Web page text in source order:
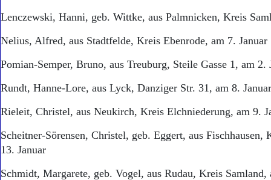
Lenczewski, Hanni, geb. Wittke, aus Palmnicken, Kreis
Nelius, Alfred, aus Stadtfelde, Kreis Ebenrode, am 7. Januar
Pomian-Semper, Bruno, aus Treuburg, Steile Gasse 1, am 2.
Rundt, Hanne-Lore, aus Lyck, Danziger Str. 31, am 8. Januar
Rieleit, Christel, aus Neukirch, Kreis Elchniederung, am 9.
Scheitner-Sörensen, Christel, geb. Eggert, aus Fischhausen,
13. Januar
Schmidt, Margarete, geb. Vogel, aus Rudau, Kreis Samland,